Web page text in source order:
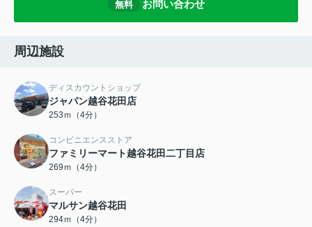
無料 お問い合わせ
周辺施設
ディスカウントショップ
ジャパン越谷花田店
253ｍ（4分）
コンビニエンスストア
ファミリーマート越谷花田二丁目店
269ｍ（4分）
スーパー
マルサン越谷花田
294ｍ（4分）